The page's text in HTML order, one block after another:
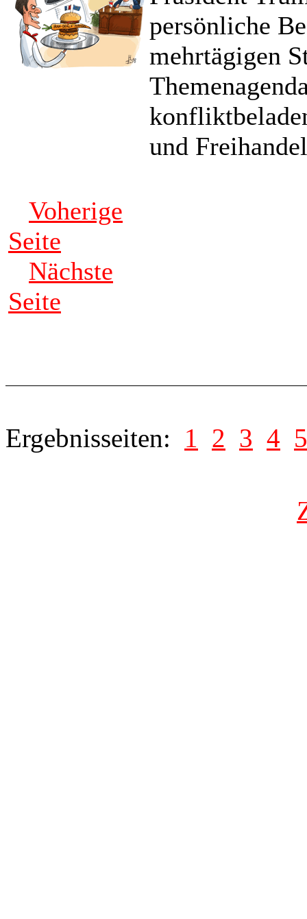
persönliche
mehrtägigen
und
Voherige
Seite
Nächste
Seite
Ergebnisseiten: 1 2 3 4 5